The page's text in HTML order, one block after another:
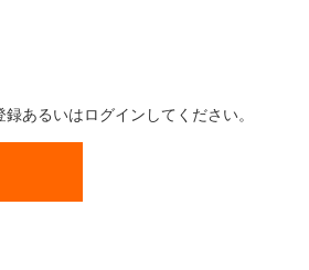
あるいはログインしてください。